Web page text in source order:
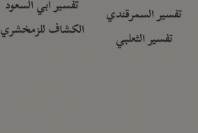
تفسير السمرقندي
تفسير الثعلبي
تفسير أبي السعود
الكشاف للزمخشري